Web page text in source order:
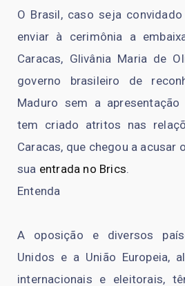
O Brasil, caso seja
enviar à cerimônia a
Caracas, Glivânia Maria de
governo brasileiro de
Maduro sem a
tem criado atritos nas
Caracas, que chegou a acusar
sua entrada no Brics.
Entenda
A oposição e diversos
Unidos e a União Europeia,
internacionais e eleitorais,